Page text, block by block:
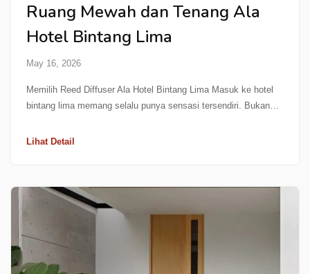
Ruang Mewah dan Tenang Ala
Hotel Bintang Lima
May 16, 2026
Memilih Reed Diffuser Ala Hotel Bintang Lima Masuk ke hotel
bintang lima memang selalu punya sensasi tersendiri. Bukan…
Lihat Detail